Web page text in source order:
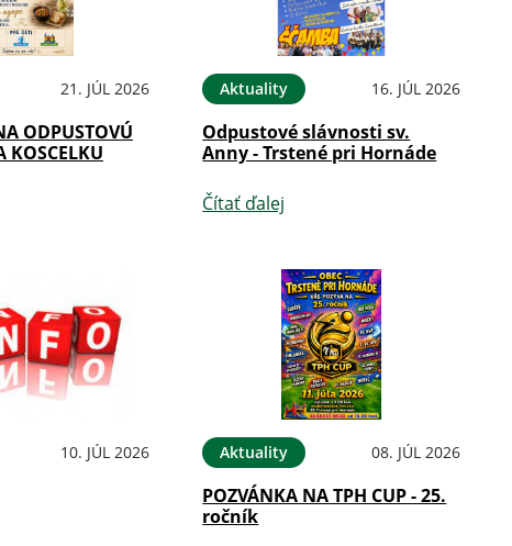
21. JÚL 2026
ODPUSTOVÚ
KOSCELKU
Aktuality 16. JÚL 2026
Odpustové slávnosti sv.
Anny - Trstené pri Hornáde
Čítať ďalej
10. JÚL 2026 Aktuality 08. JÚL 2026
POZVÁNKA NA TPH CUP - 25.
ročník